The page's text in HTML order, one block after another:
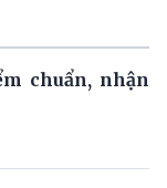
chuẩn, nhận